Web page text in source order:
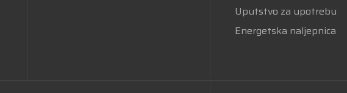
Uputstvo za upotrebu
Energetska naljepnica